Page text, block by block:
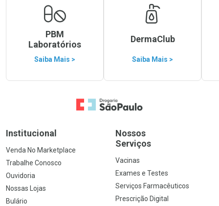
PBM
Laboratórios
Saiba Mais >
DermaClub
Saiba Mais >
Ir para a Home
Institucional
Venda No Marketplace
Trabalhe Conosco
Ouvidoria
Nossas Lojas
Bulário
Nossos
Serviços
Vacinas
Exames e Testes
Serviços Farmacêuticos
Prescrição Digital